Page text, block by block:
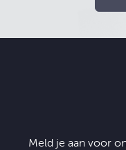
Meld je aan voor